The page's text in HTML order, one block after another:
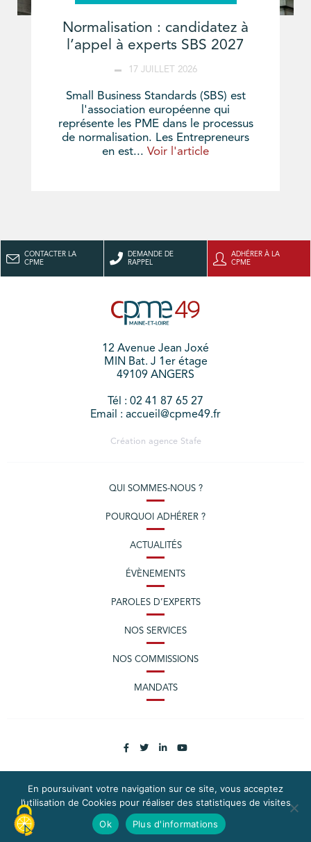
Normalisation : candidatez à
l’appel à experts SBS 2027
17 JUILLET 2026
Small Business Standards (SBS) est
l'association européenne qui
représente les PME dans le processus
de normalisation. Les Entrepreneurs
en est... Voir l'article
CONTACTER LA
CPME
DEMANDE DE
RAPPEL
ADHÉRER À LA
CPME
12 Avenue Jean Joxé
MIN Bat. J 1er étage
49109 ANGERS
Tél : 02 41 87 65 27
Email : accueil@cpme49.fr
Création agence Stafe
QUI SOMMES-NOUS ?
POURQUOI ADHÉRER ?
ACTUALITÉS
ÉVÈNEMENTS
PAROLES D’EXPERTS
NOS SERVICES
NOS COMMISSIONS
MANDATS
PLAN DU SITE
MENTIONS LÉGALES
CONTACTEZ LA CPME
En poursuivant votre navigation sur ce site, vous acceptez
l’utilisation de Cookies pour réaliser des statistiques de visites
Ok
Plus d'informations